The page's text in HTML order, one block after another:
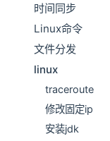
时间同步
Linux命令
文件分发
linux
traceroute
修改固定ip
安装jdk